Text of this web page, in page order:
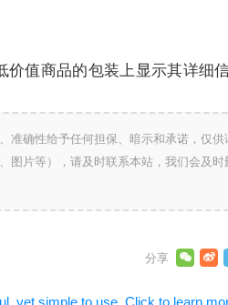
价值商品的包装上显示其详细
准确性给予任何担保、暗示和承诺，仅供
图片等），请及时联系本站，我们会及时